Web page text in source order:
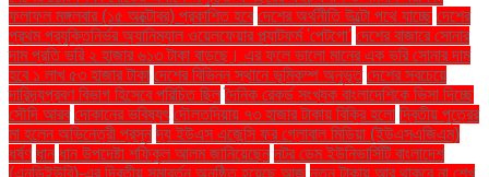
ফলাফল মঙ্গলবার (১৫ অক্টোবর) প্রকাশিত হবে দেশের অর্থনীতি উল্টো পথে যাচ্ছে দেশের
প্রথম প্রযুক্তিনির্ভর অ্যানিম্যাল ওয়েলফেয়ার প্ল্যাটফর্ম 'পেটগো' দেশের বাজারে সোনার
দাম প্রতি ভরি ২ হাজার ৬১৩ টাকা বাড়ছে। এর ফলে ভালো মানের এক ভরি সোনার দাম
হবে ১ লাখ ৫৩ হাজার টাকা দেশের বিভিন্ন স্থানে ভূমিকম্প অনুভূত দেশের সবচেয়ে
দারিদ্র্যপ্রবণ বিভাগ হিসেবে পরিচিত ছিল দৈনিক রেকর্ড সংখ্যক বাংলাদেশিকে ভিসা দিচ্ছে
সৌদি আরব দোকানের ভবিষ্যৎ দৌলতদিয়ায় ৭৩ হাজার টাকায় বিক্রি হলো দ্বিতীয় পুত্রের
মা হলেন অভিনেত্রী প্রসূন দ্য ইউএস এজেন্সি ফর গ্লোবাল মিডিয়া (ইউএসএজিএম)
ধর্ষণ ধান ধান উপদেষ্টা শফিকুল আলম জানিয়েছেন নটর ডেম ইউনিভার্সিটি বাংলাদেশ
(এনডিইউবি)-এর দ্বিতীয় সমাবর্তন অনুষ্ঠিত হয়েছে আজ নতুন টাকায় আর থাকবে না শেখ